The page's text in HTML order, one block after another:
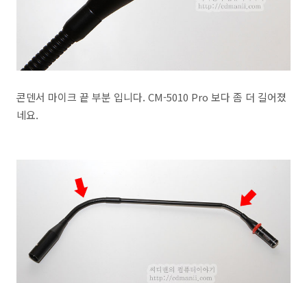
콘덴서 마이크 끝 부분 입니다. CM-5010 Pro 보다 좀 더 길어졌
네요.